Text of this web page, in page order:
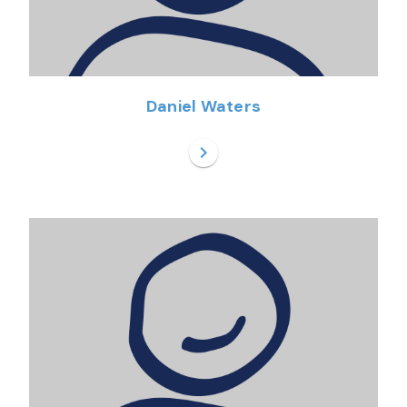
Daniel Waters
chevron_right